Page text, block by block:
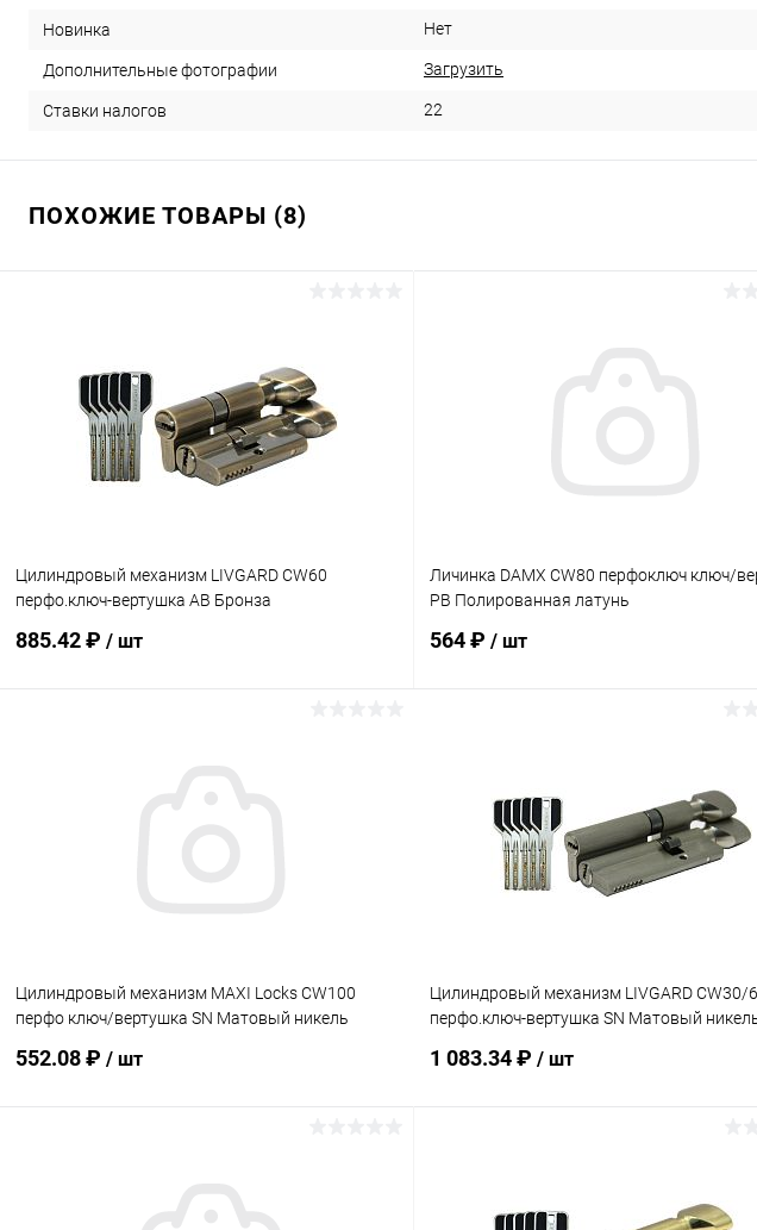
Новинка Нет
Дополнительные фотографии Загрузить
Ставки налогов 22
ПОХОЖИЕ ТОВАРЫ (8)
Цилиндровый механизм LIVGARD CW60
перфо.ключ-вертушка AB Бронза
885.42 ₽ / шт
Личинка DAMX CW80 перфоключ ключ/
PB Полированная латунь
564 ₽ / шт
Купить в 1 клик Сравнение
В избранное В наличии
Цилиндровый механизм MAXI Locks CW100
перфо ключ/вертушка SN Матовый никель
552.08 ₽ / шт
Цилиндровый механизм LIVGARD CW30/
перфо.ключ-вертушка SN Матовый
1 083.34 ₽ / шт
Купить в 1 клик Сравнение